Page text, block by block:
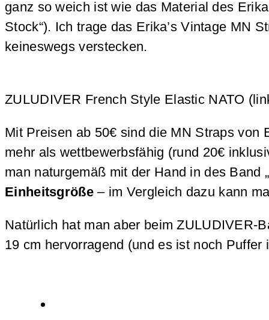
ganz so weich ist wie das Material des
Stock“). Ich trage das Erika’s Vintage MN
keineswegs verstecken.
ZULUDIVER French Style Elastic NATO
Mit Preisen ab 50€ sind die MN Straps von
mehr als wettbewerbsfähig (rund 20€
man naturgemäß mit der Hand in des
Einheitsgröße– im Vergleich dazu kann
Natürlich hat man aber beim ZULUDIVER-
19 cm hervorragend (und es ist noch